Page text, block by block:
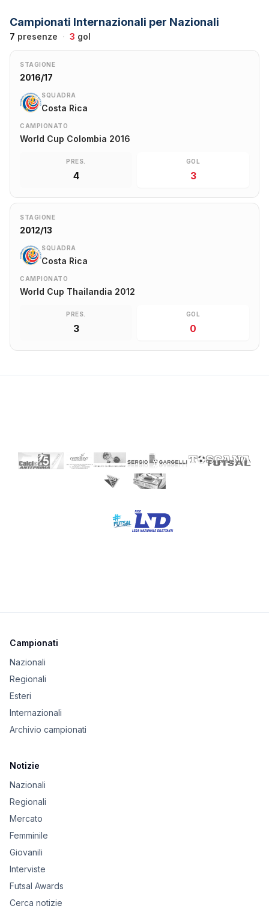
Campionati Internazionali per Nazionali
7 presenze · 3 gol
STAGIONE
2016/17
SQUADRA
Costa Rica
CAMPIONATO
World Cup Colombia 2016
PRES.
4
GOL
3
STAGIONE
2012/13
SQUADRA
Costa Rica
CAMPIONATO
World Cup Thailandia 2012
PRES.
3
GOL
0
Campionati
Nazionali
Regionali
Esteri
Internazionali
Archivio campionati
Notizie
Nazionali
Regionali
Mercato
Femminile
Giovanili
Interviste
Futsal Awards
Cerca notizie